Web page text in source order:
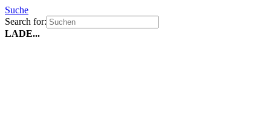
Suche
Search for:
LADE...